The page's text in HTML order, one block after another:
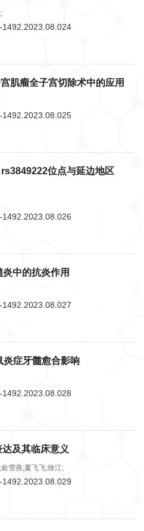
肌瘤全子宫切除术中的应用
位点与延边地区
中的抗炎作用
炎症牙髓愈合影响
及其临床意义
雪燕;夏飞飞;徐江;